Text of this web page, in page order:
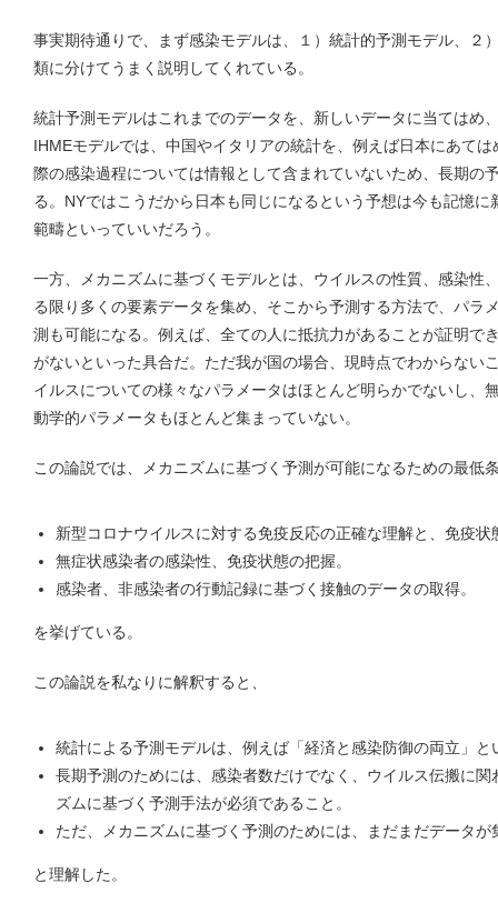
事実期待通りで、まず感染モデルは、１）統計的予測モデル、２
類に分けてうまく説明してくれている。
統計予測モデルはこれまでのデータを、新しいデータに当てはめ
IHMEモデルでは、中国やイタリアの統計を、例えば日本にあて
際の感染過程については情報として含まれていないため、長期の
る。NYではこうだから日本も同じになるという予想は今も記憶
範疇といっていいだろう。
一方、メカニズムに基づくモデルとは、ウイルスの性質、感染性
る限り多くの要素データを集め、そこから予測する方法で、パラ
測も可能になる。例えば、全ての人に抵抗力があることが証明で
がないといった具合だ。ただ我が国の場合、現時点でわからない
イルスについての様々なパラメータはほとんど明らかでないし、
動学的パラメータもほとんど集まっていない。
この論説では、メカニズムに基づく予測が可能になるための最低
新型コロナウイルスに対する免疫反応の正確な理解と、免疫状
無症状感染者の感染性、免疫状態の把握。
感染者、非感染者の行動記録に基づく接触のデータの取得。
を挙げている。
この論説を私なりに解釈すると、
統計による予測モデルは、例えば「経済と感染防御の両立」
長期予測のためには、感染者数だけでなく、ウイルス伝搬に
ズムに基づく予測手法が必須であること。
ただ、メカニズムに基づく予測のためには、まだまだデータが
と理解した。